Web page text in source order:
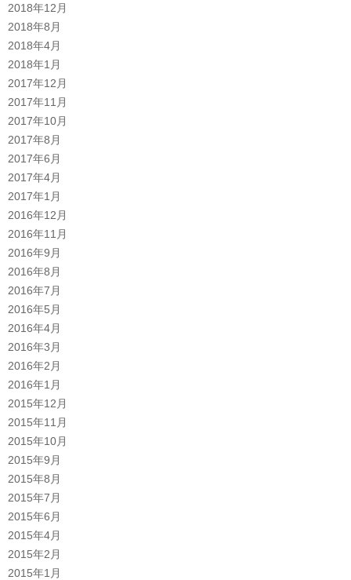
2018年12月
2018年8月
2018年4月
2018年1月
2017年12月
2017年11月
2017年10月
2017年8月
2017年6月
2017年4月
2017年1月
2016年12月
2016年11月
2016年9月
2016年8月
2016年7月
2016年5月
2016年4月
2016年3月
2016年2月
2016年1月
2015年12月
2015年11月
2015年10月
2015年9月
2015年8月
2015年7月
2015年6月
2015年4月
2015年2月
2015年1月